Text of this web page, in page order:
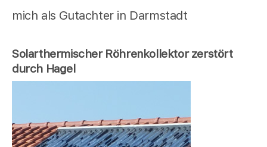
mich als Gutachter in Darmstadt
Solarthermischer Röhrenkollektor zerstört
durch Hagel